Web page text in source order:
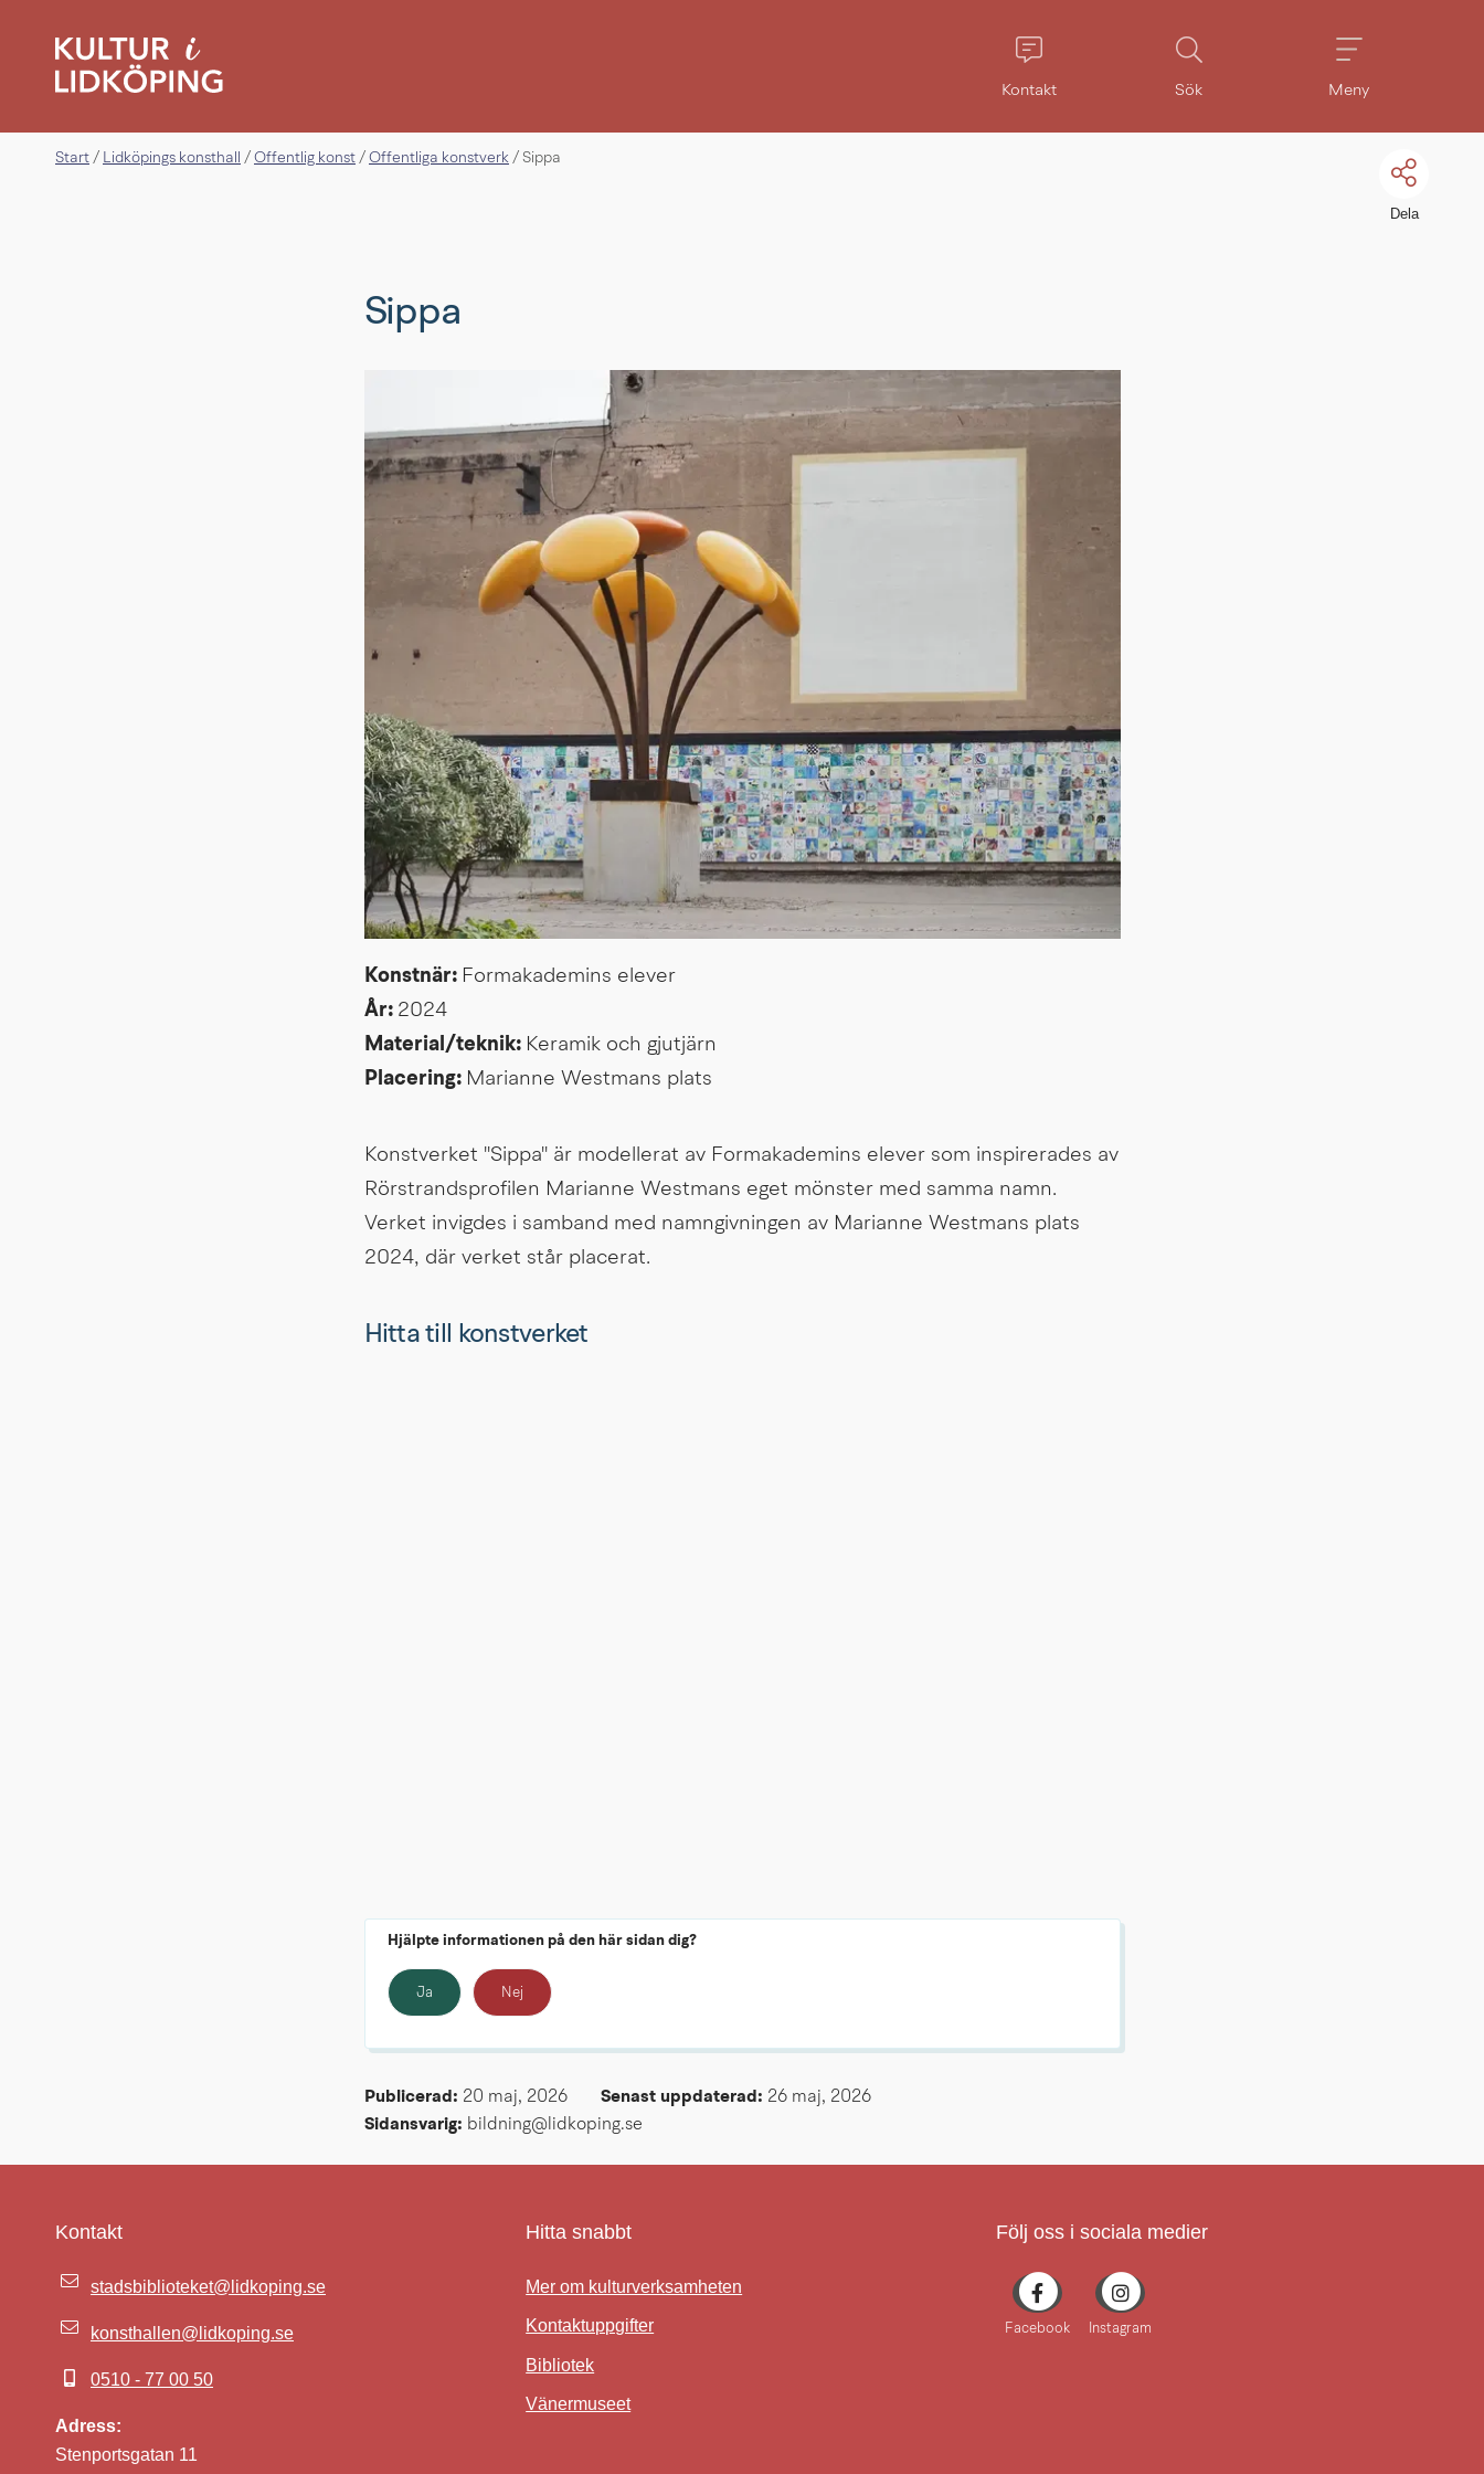
Kontakt Sök Meny
Start / Lidköpings konsthall / Offentlig konst / Offentliga konstverk / Sippa
Dela
Sippa
Konstnär: Formakademins elever
År: 2024
Material/teknik: Keramik och gjutjärn
Placering: Marianne Westmans plats
Konstverket "Sippa" är modellerat av Formakademins elever som inspirerades av
Rörstrandsprofilen Marianne Westmans eget mönster med samma namn.
Verket invigdes i samband med namngivningen av Marianne Westmans plats
2024, där verket står placerat.
Hitta till konstverket
Hjälpte informationen på den här sidan dig?
Ja Nej
Publicerad: 20 maj, 2026 Senast uppdaterad: 26 maj, 2026
Sidansvarig: bildning@lidkoping.se
Kontakt
stadsbiblioteket@lidkoping.se
konsthallen@lidkoping.se
0510 - 77 00 50
Adress:
Stenportsgatan 11
Hitta snabbt
Mer om kulturverksamheten
Kontaktuppgifter
Bibliotek
VänermuseetLänk till annan webbplats.
Följ oss i sociala medier
Facebook Instagram